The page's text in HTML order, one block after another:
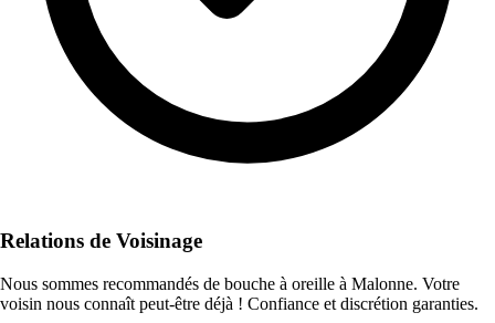
Relations de Voisinage
Nous sommes recommandés de bouche à oreille à Malonne. Votre
voisin nous connaît peut-être déjà ! Confiance et discrétion garanties.